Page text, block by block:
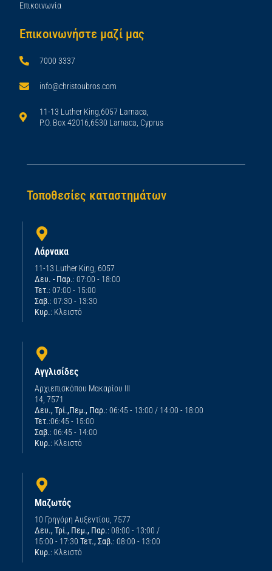
Επικοινωνία
Επικοινωνήστε μαζί μας
7000 3337
info@christoubros.com
11-13 Luther King,6057 Larnaca,
P.O. Box 42016,6530 Larnaca, Cyprus
Τοποθεσίες καταστημάτων
Λάρνακα
11-13 Luther King, 6057
Δευ. - Παρ.: 07:00 - 18:00
Τετ.: 07:00 - 15:00
Σαβ.: 07:30 - 13:30
Κυρ.: Κλειστό
Αγγλισίδες
Αρχιεπισκόπου Μακαρίου ΙΙΙ
14, 7571
Δευ., Τρί.,Πεμ., Παρ.: 06:45 - 13:00 / 14:00 - 18:00
Τετ.:06:45 - 15:00
Σαβ.: 06:45 - 14:00
Κυρ.: Κλειστό
Μαζωτός
10 Γρηγόρη Αυξεντίου, 7577
Δευ., Τρί., Πεμ., Παρ.: 08:00 - 13:00 /
15:00 - 17:30 Τετ., Σαβ.: 08:00 - 13:00
Κυρ.: Κλειστό